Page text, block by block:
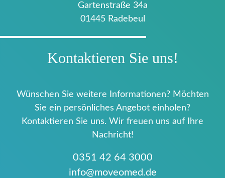
Gartenstraße 34a
01445 Radebeul
Kontaktieren Sie uns!
Wünschen Sie weitere Informationen? Möchten
Sie ein persönliches Angebot einholen?
Kontaktieren Sie uns. Wir freuen uns auf Ihre
Nachricht!
0351 42 64 3000
info@moveomed.de